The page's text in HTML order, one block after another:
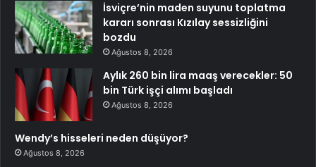
İsviçre’nin maden suyunu toplatma
kararı sonrası Kızılay sessizliğini
bozdu
Ağustos 8, 2026
Aylık 260 bin lira maaş verecekler: 50
bin Türk işçi alımı başladı
Ağustos 8, 2026
Wendy’s hisseleri neden düşüyor?
Ağustos 8, 2026